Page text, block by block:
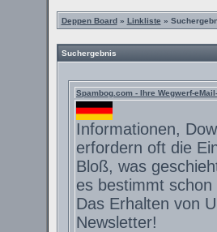
Deppen Board» Linkliste »
Suchergebnis
Spambog.com - Ihre Wegwerf-
Informationen,
erfordern oft die
Bloß, was
es bestimmt
Das Erhalten von
Newsletter!